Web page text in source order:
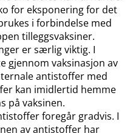
for eksponering for det
i forbindelse med
tilleggsvaksiner.
er særlig viktig. I
gjennom vaksinasjon av
antistoffer med
kan imidlertid hemme
på vaksinen.
foregår gradvis. I
av antistoffer har